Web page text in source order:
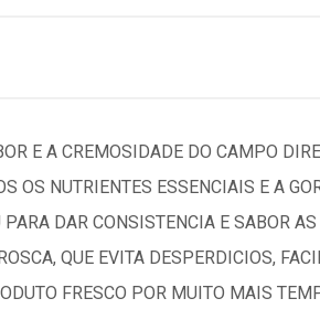
E A CREMOSIDADE DO CAMPO
OS NUTRIENTES ESSENCIAIS E A
DAR CONSISTENCIA E SABOR
QUE EVITA DESPERDICIOS,
FRESCO POR MUITO MAIS